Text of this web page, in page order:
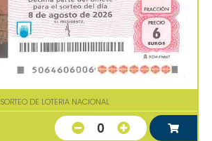
SORTEO DE LOTERIA NACIONAL
0